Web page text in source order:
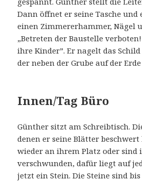
Dann öffnet er seine Tasche
einen Zimmererhammer, Nägel
„Betreten der Baustelle
ihre Kinder”. Er nagelt das
der neben der Grube auf der
Innen/Tag Büro
Günther sitzt am Schreibtisch.
denen er seine Blätter
wieder an ihrem Platz oder sind
verschwunden, dafür liegt auf
jetzt ein Stein. Die Steine sind